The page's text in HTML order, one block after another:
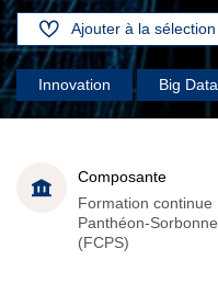
Ajouter à la sélection
Innovation Big Data
Composante
Formation continue
Panthéon-Sorbonne
(FCPS)